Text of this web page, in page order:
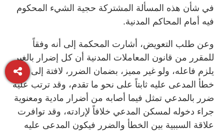
في شأن هذه المسألة المشتركة حجية الشيء المحكوم
فيه أمام المحاكم المدنية.
وعن طلب التعويض، أشارت المحكمة إلى أنه وفقاً
للمقرر من قانون المعاملات المدنية أن كل إضرار بالغير
يلزم فاعله، ولو غير مميز، بضمان الضرر، لافتة إلى أن
خطأ المدعى عليه ثابتاً على نحو ما تقدم، وقد ترتب عليه
ضرر بالمدعي تمثل فيما أصابه من أضرار مادية ومعنوية
جراء دخوله لمسكن المدعي خلافاً لإرادته، وقد توافرت
علاقة السببية بين الخطأ والضرر فيكون المدعى عليه